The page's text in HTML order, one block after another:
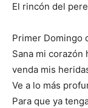
El rincón del
Primer Domingo
Sana mi corazón
venda mis
Ve a lo más
Para que ya